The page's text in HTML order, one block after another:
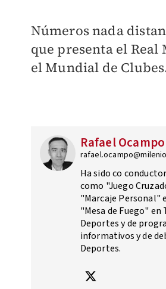
Números nada
que presenta el Real
el Mundial de
Rafael
Ha sido co
como "Juego
"Marcaje Personal"
"Mesa de Fuego" en
Deportes y de
informativos y de
Deportes.